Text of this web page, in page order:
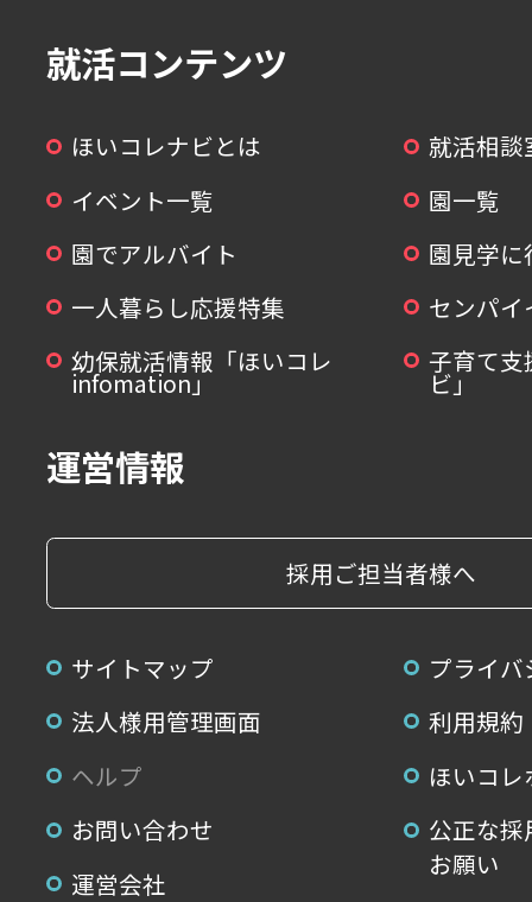
就活コンテンツ
ほいコレナビとは
就活相談
イベント一覧
園一覧
園でアルバイト
園見学
一人暮らし応援特集
センパ
幼保就活情報「ほいコレ
infomation」
子育て支
ビ」
運営情報
採用ご担当者様へ
サイトマップ
プライ
法人様用管理画面
利用規約
ヘルプ
ほいコ
お問い合わせ
公正な
お願い
運営会社